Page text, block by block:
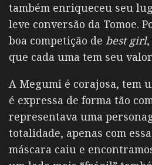
também enriqueceu seu
leve conversão da Tomoe.
boa competição de best girl
que cada uma tem seu
A Megumi é corajosa, tem
é expressa de forma tão
representava uma
totalidade, apenas com
máscara caiu e